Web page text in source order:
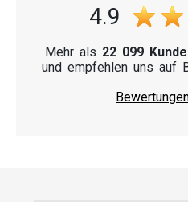
4.9
Mehr als 22 099
und empfehlen uns auf